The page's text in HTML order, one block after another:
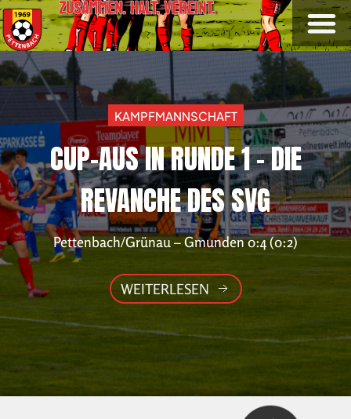
ZUSAMMEN. HALT. VEREINT.
KAMPFMANNSCHAFT
CUP-AUSIN RUNDE 1 – DIE
REVANCHE DES SVG
Pettenbach/Grünau – Gmunden 0:4 (0:2)
WEITERLESEN